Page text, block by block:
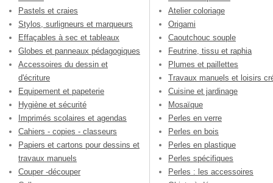
Pastels et craies
Stylos, surligneurs et marqueurs
Effaçables à sec et tableaux
Globes et panneaux pédagogiques
Accessoires du dessin et
d'écriture
Equipement et papeterie
Hygiène et sécurité
Imprimés scolaires et agendas
Cahiers - copies - classeurs
Papiers et cartons pour dessins et
travaux manuels
Couper -découper
Atelier coloriage
Origami
Caoutchouc souple
Feutrine, tissu et raphia
Plumes et paillettes
Travaux manuels et loisirs
Cuisine et jardinage
Mosaïque
Perles en verre
Perles en bois
Perles en plastique
Perles spécifiques
Perles : les accessoires